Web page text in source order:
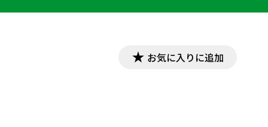
お気に入りに追加